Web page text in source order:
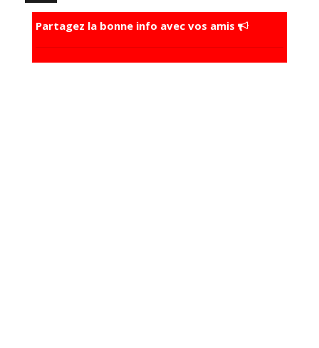
Partagez la bonne info avec vos amis